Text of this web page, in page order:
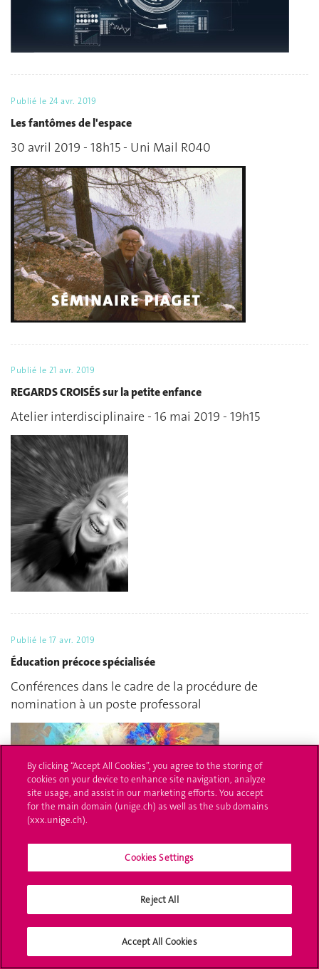
Publié le 24 avr. 2019
Les fantômes de l'espace
30 avril 2019 - 18h15 - Uni Mail R040
Publié le 21 avr. 2019
REGARDS CROISÉS sur la petite enfance
Atelier interdisciplinaire - 16 mai 2019 - 19h15
Publié le 17 avr. 2019
Éducation précoce spécialisée
Conférences dans le cadre de la procédure de
nomination à un poste professoral
Publié le10 avr. 2019
By clicking “Accept All Cookies”, you agree to the storing of
cookies on your device to enhance site navigation, analyze
site usage, and assist in our marketing efforts. You accept
for the main domain (unige.ch) as well as the sub domains
(xxx.unige.ch).
Cookies Settings
Reject All
Accept All Cookies